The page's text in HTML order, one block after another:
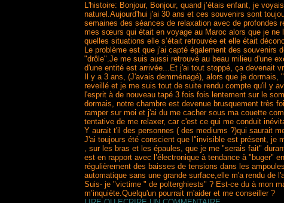
L'histoire: Bonjour, Bonjour, quand j’étais enfant, je
naturel.Aujourd'hui j'ai 30 ans et ces souvenirs sont
semaines des séances de relaxation avec de profondes
mes sœurs qui était en voyage au Maroc alors que je
quelles situations elle s’était retrouvée et elle était
Le problème est que j'ai capté également des souvenirs
"drôle".Je me suis aussi retrouvé au beau milieu d'une
d'une entité est arrivée...Et j'ai tout stoppé, ça devenait
Il y a 3 ans, (J'avais demménagé), alors que je
reveillé et je me suis tout de suite rendu compte qu'il y
l'esprit à de nouveau tapé 3 fois fois lentement sur le
dormais, notre chambre est devenue brusquement très
ramper sur moi et j'ai du me cacher sous ma couette
tentative de me relaxer, car c'est ce qui me conduit
Y aurait t'il des personnes ( des mediums ?)qui saurait
J'ai toujours été conscient que l"invisible est présent, je
, sur les bras et les épaules, que je me "serais fait"
est en rapport avec l’électronique à tendance à "buger"
régulièrement des baisses de tensions dans les
automatique sans une grande surface,elle m'a rendu de
Suis- je "victime " de polterghiests" ? Est-ce du à mon
m’inquiète.Quelqu'un pourrait m'aider et me conseiller ?